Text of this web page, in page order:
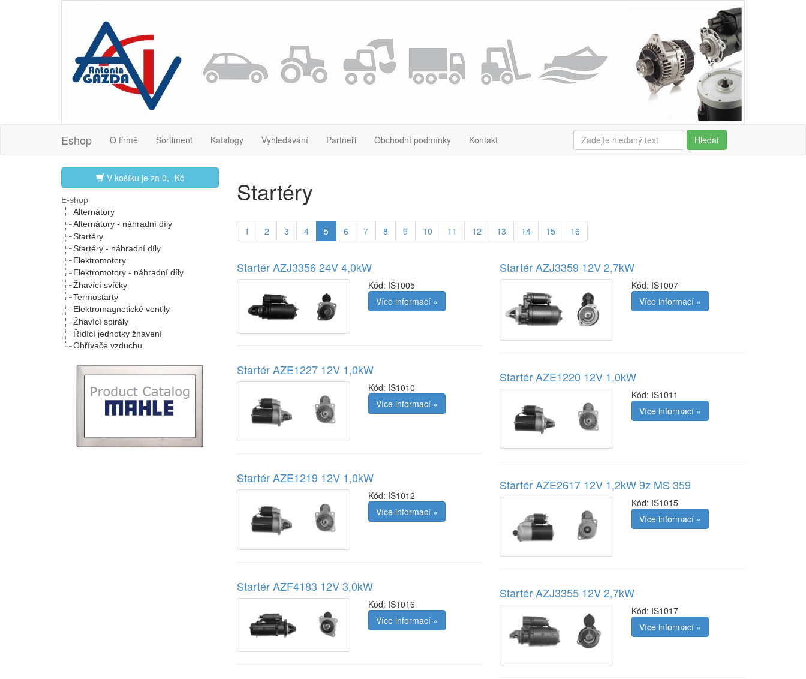
Eshop O firmě Sortiment Katalogy Vyhledávání Partneři Obchodní podmínky Kontakt Hledat
V košíku je za 0,- Kč
E-shop
Alternátory
Alternátory - náhradní díly
Startéry
Startéry - náhradní díly
Elektromotory
Elektromotory - náhradní díly
Žhavící svíčky
Termostarty
Elektromagnetické ventily
Žhavící spirály
Řídící jednotky žhavení
Ohřívače vzduchu
Startéry
1 2 3 4 5 6 7 8 9 10 11 12 13 14 15 16
Startér AZJ3356 24V 4,0kW
Kód: IS1005
Více informací »
Startér AZE1227 12V 1,0kW
Kód: IS1010
Více informací »
Startér AZE1219 12V 1,0kW
Kód: IS1012
Více informací »
Startér AZF4183 12V 3,0kW
Kód: IS1016
Více informací »
Startér AZJ3359 12V 2,7kW
Kód: IS1007
Více informací »
Startér AZE1220 12V 1,0kW
Kód: IS1011
Více informací »
Startér AZE2617 12V 1,2kW 9z MS 359
Kód: IS1015
Více informací »
Startér AZJ3355 12V 2,7kW
Kód: IS1017
Více informací »